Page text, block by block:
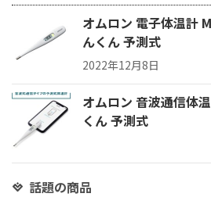
オムロン 電子体温計
んくん 予測式
2022年12月8日
オムロン 音波通信体
くん 予測式
話題の商品